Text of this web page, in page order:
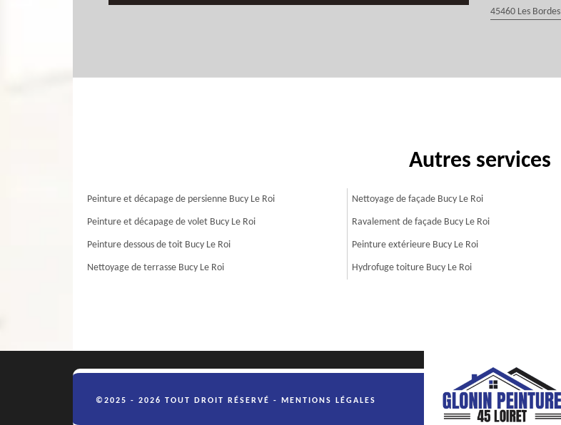
45460 Les Bordes
Autres services
Peinture et décapage de persienne Bucy Le Roi
Peinture et décapage de volet Bucy Le Roi
Peinture dessous de toit Bucy Le Roi
Nettoyage de terrasse Bucy Le Roi
Nettoyage de façade Bucy Le Roi
Ravalement de façade Bucy Le Roi
Peinture extérieure Bucy Le Roi
Hydrofuge toiture Bucy Le Roi
©2025 - 2026 TOUT DROIT RÉSERVÉ - MENTIONS LÉGALES